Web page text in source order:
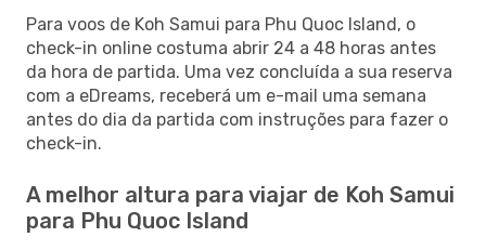
Para voos de Koh Samui para Phu Quoc Island, o
check-in online costuma abrir 24 a 48 horas antes
da hora de partida. Uma vez concluída a sua reserva
com a eDreams, receberá um e-mail uma semana
antes do dia da partida com instruções para fazer o
check-in.
A melhor altura para viajar de Koh Samui
para Phu Quoc Island